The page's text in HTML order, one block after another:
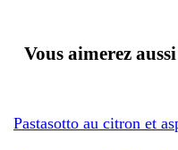
Vous aimerez aussi
Pastasotto au citron et